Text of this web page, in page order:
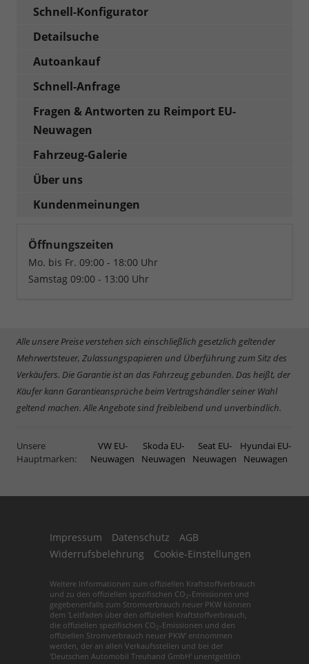
Schnell-Konfigurator
Detailsuche
Autoankauf
Schnell-Anfrage
Fragen & Antworten zu Reimport EU-
Neuwagen
Fahrzeug-Galerie
Über uns
Kundenmeinungen
Öffnungszeiten
Mo. bis Fr. 09:00 - 18:00 Uhr
Samstag 09:00 - 13:00 Uhr
Alle unsere Preise verstehen sich einschließlich gesetzlich geltender
Mehrwertsteuer, Zulassungspapieren und Überführung zum Sitz des
Verkäufers. Die Garantie ist an das Fahrzeug gebunden. Das heißt, der
Käufer kann Garantieansprüche beim Vertragshändler seiner Wahl
geltend machen. Alle Angebote sind freibleibend und unverbindlich.
Unsere
Hauptmarken:
VW EU-
Neuwagen
Skoda EU-
Neuwagen
Seat EU-
Neuwagen
Hyundai EU-
Neuwagen
Impressum Datenschutz
AGB
Widerrufsbelehrung
Cookie-Einstellungen
Weitere Informationen zum offiziellen Kraftstoffverbrauch
und zu den offiziellen spezifischen CO2 -Emissionen und
gegebenenfalls zum Stromverbrauch neuer PKW können
dem 'Leitfaden über den offiziellen Kraftstoffverbrauch,
die offiziellen spezifischen CO2 -Emissionen und den
offiziellen Stromverbrauch neuer PKW' entnommen
werden, der an allen Verkaufsstellen und bei der
'Deutschen Automobil Treuhand GmbH' unentgeltlich